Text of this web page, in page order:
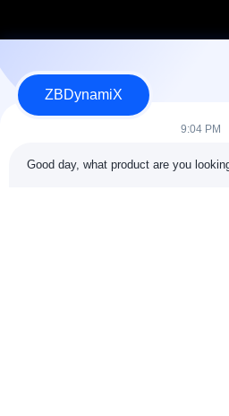
人型ロボット用バッテリーパックお
ZBDynamiX
9:04 PM
Good day, what product are you